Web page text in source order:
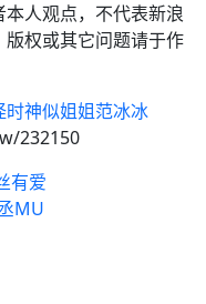
人观点，不代表新浪
权或其它问题请于作
神似姐姐范冰冰
232150
有爱
MU